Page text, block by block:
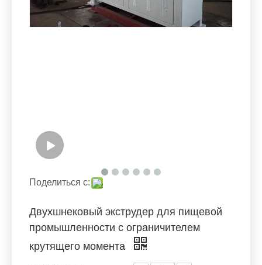
Поделиться с:
Двухшнековый экструдер для пищевой
промышленности с ограничителем
крутящего момента